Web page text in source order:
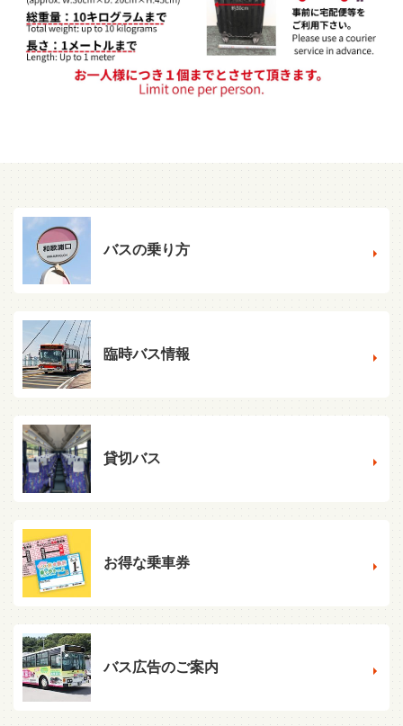
バスの乗り方
臨時バス情報
貸切バス
お得な乗車券
バス広告のご案内